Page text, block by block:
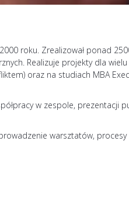
roku. Zrealizował ponad
Realizuje projekty dla
oraz na studiach MBA
w zespole, prezentacji
warsztatów,